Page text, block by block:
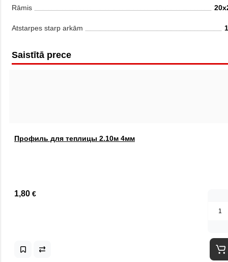
Rāmis
Atstarpes starp arkām
Saistītā prece
Профиль для теплицы 2.10м 4мм
1,80 €